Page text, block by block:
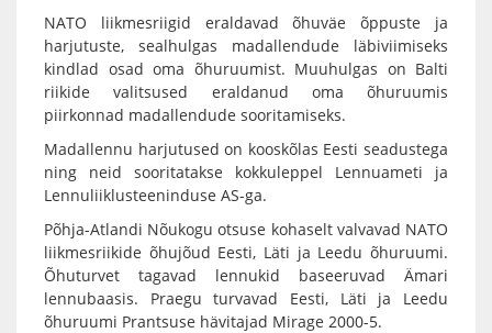
NATO liikmesriigid eraldavad õhuväe õppuste ja
harjutuste, sealhulgas madallendude läbiviimiseks
kindlad osad oma õhuruumist. Muuhulgas on Balti
riikide valitsused eraldanud oma õhuruumis
piirkonnad madallendude sooritamiseks.
Madallennu harjutused on kooskõlas Eesti seadustega
ning neid sooritatakse kokkuleppel Lennuameti ja
Lennuliiklusteeninduse AS-ga.
Põhja-Atlandi Nõukogu otsuse kohaselt valvavad NATO
liikmesriikide õhujõud Eesti, Läti ja Leedu õhuruumi.
Õhuturvet tagavad lennukid baseeruvad Ämari
lennubaasis. Praegu turvavad Eesti, Läti ja Leedu
õhuruumi Prantsuse hävitajad Mirage 2000-5.